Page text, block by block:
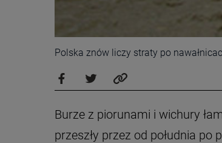
Polska znów liczy straty po
Burze z piorunami i wichury
przeszły przez od południa